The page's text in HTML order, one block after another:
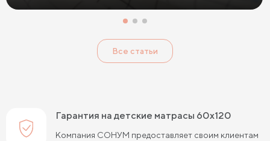
Все статьи
Гарантия на детские матрасы 60х120
Компания СОНУМ предоставляет своим клиентам